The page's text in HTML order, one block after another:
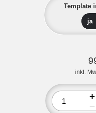
Template
inkl.